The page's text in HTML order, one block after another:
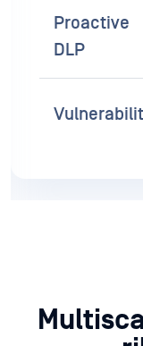
Proactive
DLP